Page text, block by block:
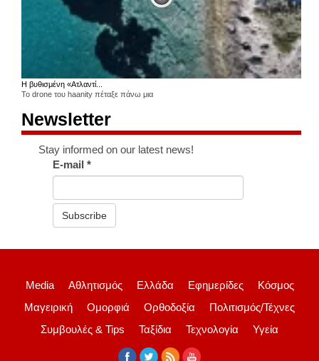
Η βυθισμένη «Ατλαντί...
Το drone του haanity πέταξε πάνω μια
Newsletter
Stay informed on our latest news!
E-mail*
Subscribe
Media Αθλητισμός Ελλάδα Εφημερίδες
Κόσμος
Μαγειρική
Ομορφιά Ορθοδοξία
Πολιτισμός/Τέχνες
Συμβουλές & Tips
Ταξίδια Τεχνολογία Υγεία